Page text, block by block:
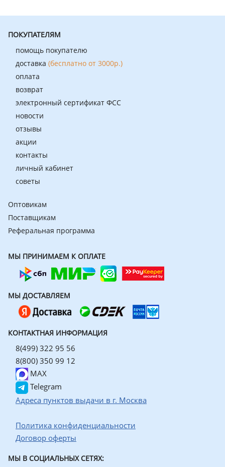
ПОКУПАТЕЛЯМ
помощь покупателю
доставка (бесплатно от 3000р.)
оплата
возврат
электронный сертификат ФСС
новости
отзывы
акции
контакты
личный кабинет
советы
Оптовикам
Поставщикам
Реферальная программа
МЫ ПРИНИМАЕМ К ОПЛАТЕ
МЫ ДОСТАВЛЯЕМ
КОНТАКТНАЯ ИНФОРМАЦИЯ
8(499) 322 95 56
8(800) 350 99 12
MAX
Telegram
Адреса пунктов выдачи в г. Москва
Политика конфиденциальности
Договор оферты
МЫ В СОЦИАЛЬНЫХ СЕТЯХ: